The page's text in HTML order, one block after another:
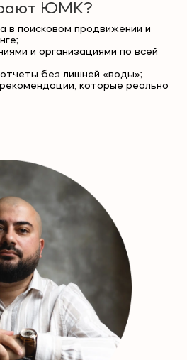
ЮМК?
в поисковом продвижении и
и организациями по всей
без лишней «воды»;
которые реально